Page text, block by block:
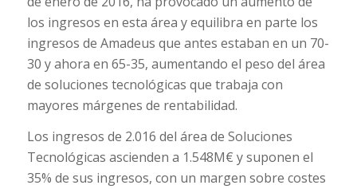
los ingresos en esta área y equilibra en parte los
ingresos de Amadeus que antes estaban en un 70-
30 y ahora en 65-35, aumentando el peso del área
de soluciones tecnológicas que trabaja con
mayores márgenes de rentabilidad.
Los ingresos de 2.016 del área de Soluciones
Tecnológicas ascienden a 1.548M€ y suponen el
35% de sus ingresos, con un margen sobre costes